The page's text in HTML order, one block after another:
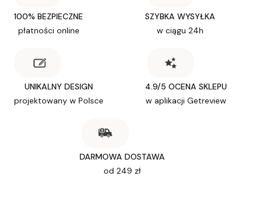
100% BEZPIECZNE
płatności online
SZYBKA WYSYŁKA
w ciągu 24h
UNIKALNY DESIGN
projektowany w Polsce
4.9/5 OCENA SKLEPU
w aplikacji Getreview
DARMOWA DOSTAWA
od 249 zł